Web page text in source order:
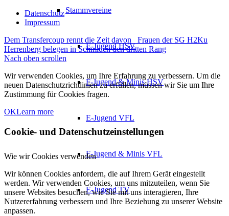
Stammvereine
E-Jugend HSV
F-Jugend & Minis HSV
E-Jugend VFL
F-Jugend & Minis VFL
E-Jugend TV
Datenschutz
Impressum
Dem Transfercoup rennt die Zeit davon
Frauen der SG H2Ku
Herrenberg belegen in Schmiden den dritten Rang
Nach oben scrollen
Wir verwenden Cookies, um Ihre Erfahrung zu verbessern. Um die
neuen Datenschutzrichtlinien zu erfüllen, müssen wir Sie um Ihre
Zustimmung für Cookies fragen.
OKLearn more
Cookie- und Datenschutzeinstellungen
Wie wir Cookies verwenden
Wir können Cookies anfordern, die auf Ihrem Gerät eingestellt
werden. Wir verwenden Cookies, um uns mitzuteilen, wenn Sie
unsere Websites besuchen, wie Sie mit uns interagieren, Ihre
Nutzererfahrung verbessern und Ihre Beziehung zu unserer Website
anpassen.